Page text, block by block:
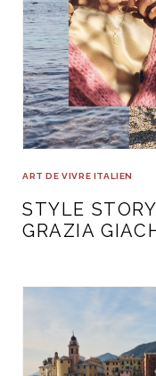
ART DE VIVRE ITALIEN
STYLE
GRAZIA